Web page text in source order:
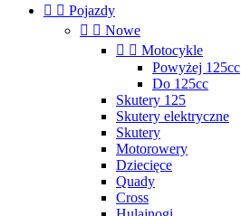
  Pojazdy
  Nowe
  Motocykle
Powyżej 125cc
Do 125cc
Skutery 125
Skutery elektryczne
Skutery
Motorowery
Dziecięce
Quady
Cross